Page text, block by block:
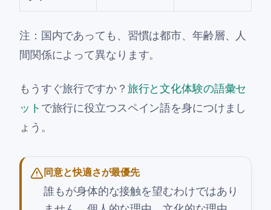
注：国内であっても、習慣は都市、年齢層、人
間関係によって異なります。
もうすぐ旅行ですか？ 旅行と文化体験の語彙セ
ット で旅行に役立つスペイン語を身につけまし
ょう。
同意と快適さが最優先
誰もが身体的な接触を望むわけではあり